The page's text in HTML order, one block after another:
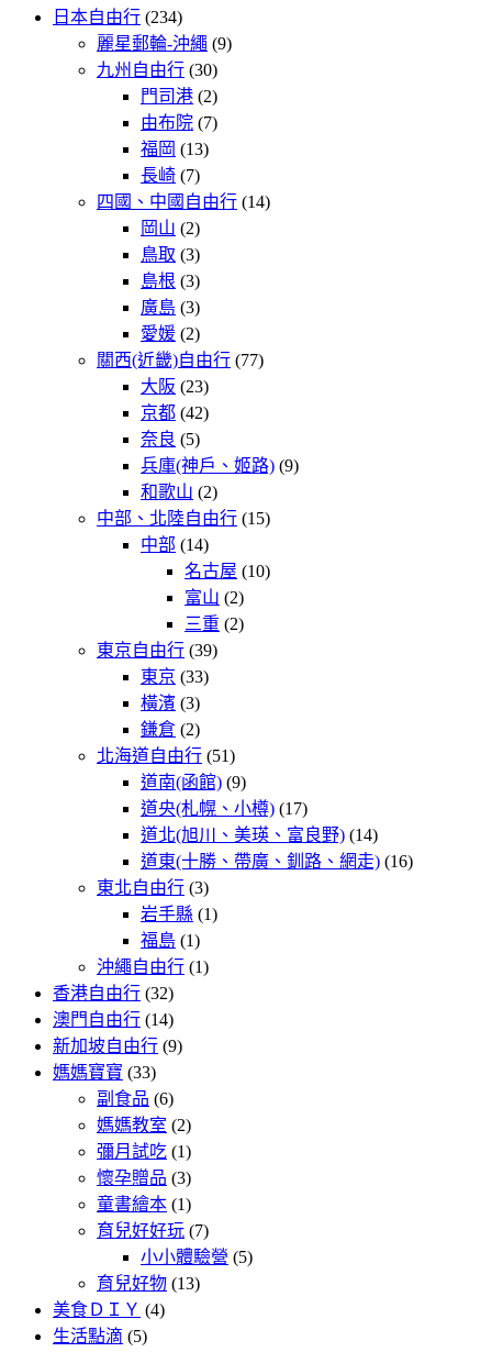
日本自由行 (234)
麗星郵輪-沖繩 (9)
九州自由行 (30)
門司港 (2)
由布院 (7)
福岡 (13)
長崎 (7)
四國、中國自由行 (14)
岡山 (2)
鳥取 (3)
島根 (3)
廣島 (3)
愛媛 (2)
關西(近畿)自由行 (77)
大阪 (23)
京都 (42)
奈良 (5)
兵庫(神戶、姬路) (9)
和歌山 (2)
中部、北陸自由行 (15)
中部 (14)
名古屋 (10)
富山 (2)
三重 (2)
東京自由行 (39)
東京 (33)
橫濱 (3)
鎌倉 (2)
北海道自由行 (51)
道南(函館) (9)
道央(札幌、小樽) (17)
道北(旭川、美瑛、富良野) (14)
道東(十勝、帶廣、釧路、網走) (16)
東北自由行 (3)
岩手縣 (1)
福島 (1)
沖繩自由行 (1)
香港自由行 (32)
澳門自由行 (14)
新加坡自由行 (9)
媽媽寶寶 (33)
副食品 (6)
媽媽教室 (2)
彌月試吃 (1)
懷孕贈品 (3)
童書繪本 (1)
育兒好好玩 (7)
小小體驗營 (5)
育兒好物 (13)
美食ＤＩＹ (4)
生活點滴 (5)